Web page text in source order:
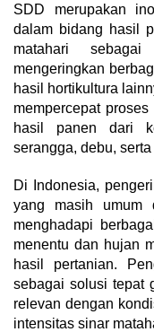
SDD merupakan
dalam bidang hasil
matahari
mengeringkan
hasil hortikultura
mempercepat
hasil panen dari
serangga, debu,
Di Indonesia,
yang masih umum
menghadapi
menentu dan hujan
hasil pertanian.
sebagai solusi tepat
relevan dengan
intensitas sinar